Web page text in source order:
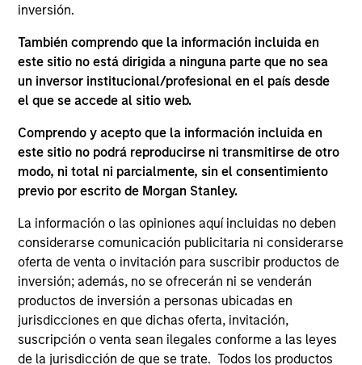
inversión.
También comprendo que la información incluida en
este sitio no está dirigida a ninguna parte que no sea
un inversor institucional/profesional en el país desde
el que se accede al sitio web.
Comprendo y acepto que la información incluida en
este sitio no podrá reproducirse ni transmitirse de otro
modo, ni total ni parcialmente, sin el consentimiento
previo por escrito de Morgan Stanley.
La información o las opiniones aquí incluidas no deben
considerarse comunicación publicitaria ni considerarse
oferta de venta o invitación para suscribir productos de
inversión; además, no se ofrecerán ni se venderán
productos de inversión a personas ubicadas en
jurisdicciones en que dichas oferta, invitación,
suscripción o venta sean ilegales conforme a las leyes
de la jurisdicción de que se trate. Todos los productos
Morgan Stanley Capital Partners
As of July 25, 2025. The above is provided for informational
and educational purposes only. There is no guarantee that
the investment mentioned resulted in positive performance
current holdings). The trademarks and service marks above
are the property of their respective owners. The information
on this website has not been authorized, sponsored, or
otherwise approved by such owners. By clicking on any
links shown here, you agree that you are navigating to a
third party site. We are providing these hyperlinks to you
only as a convenience and the inclusion of any hyperlink is
not and does not imply any endorsement, approval,
investigation, verification or monitoring by us of any